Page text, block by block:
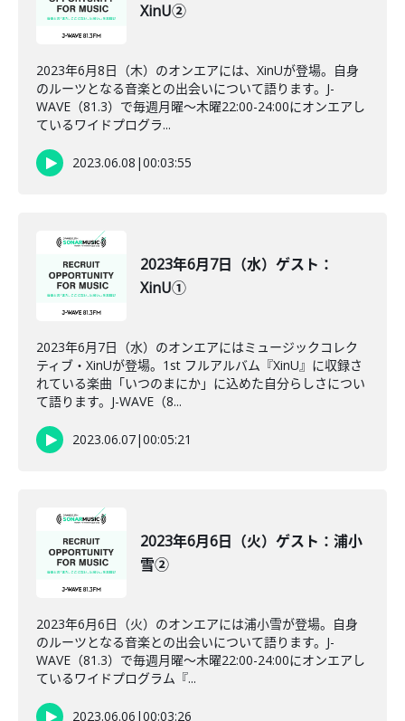
XinU②
2023年6月8日（木）のオンエアには、XinUが登場。自身
のルーツとなる音楽との出会いについて語ります。J-
WAVE（81.3）で毎週月曜～木曜22:00-24:00にオンエアし
ているワイドプログラ...
2023.06.08 |00:03:55
2023年6月7日（水）ゲスト：
XinU①
2023年6月7日（水）のオンエアにはミュージックコレク
ティブ・XinUが登場。1st フルアルバム『XinU』に収録さ
れている楽曲「いつのまにか」に込めた自分らしさについ
て語ります。J-WAVE（8...
2023.06.07|00:05:21
2023年6月6日（火）ゲスト：浦小
雪②
2023年6月6日（火）のオンエアには浦小雪が登場。自身
のルーツとなる音楽との出会いについて語ります。J-
WAVE（81.3）で毎週月曜～木曜22:00-24:00にオンエアし
ているワイドプログラム『...
2023.06.06 |00:03:26